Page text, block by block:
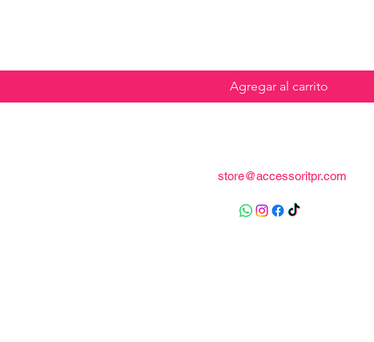
Agregar al carrito
store@accessoritpr.com